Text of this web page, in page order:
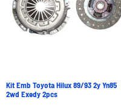
Kit Emb Toyota Hilux 89/93 2y Yn85
2wd Exedy 2pcs